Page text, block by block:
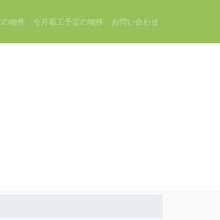
物件 今月着工予定の物件 お問い合わせ